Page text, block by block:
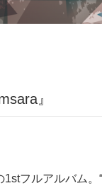
』
フルアルバム